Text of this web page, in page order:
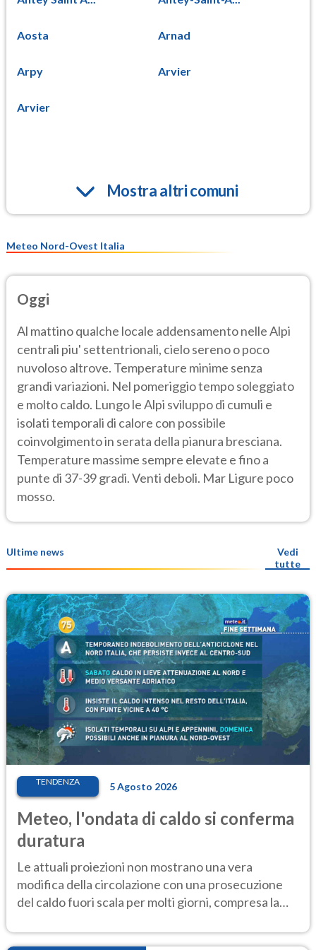
Aosta Arnad
Arpy Arvier
Arvier
Mostra altri comuni
Meteo Nord-Ovest Italia
Oggi
Al mattino qualche locale addensamento nelle Alpi
centrali piu' settentrionali, cielo sereno o poco
nuvoloso altrove. Temperature minime senza
grandi variazioni. Nel pomeriggio tempo soleggiato
e molto caldo. Lungo le Alpi sviluppo di cumuli e
isolati temporali di calore con possibile
coinvolgimento in serata della pianura bresciana.
Temperature massime sempre elevate e fino a
punte di 37-39 gradi. Venti deboli. Mar Ligure poco
mosso.
Ultime news
Vedi
tutte
TENDENZA 5 Agosto 2026
Meteo, l'ondata di caldo si conferma
duratura
Le attuali proiezioni non mostrano una vera
modifica della circolazione con una prosecuzione
del caldo fuori scala per molti giorni, compresa la